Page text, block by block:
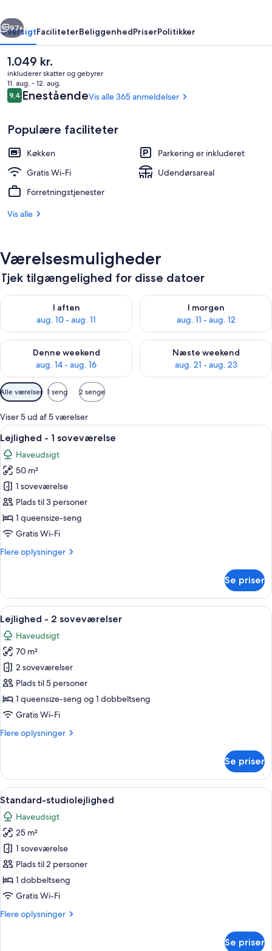
Lejlighed - 1 soveværelse |
Næste
97+
OversigtFaciliteterBeliggenhedPriserPolitikker
Den
nuværende
pris
er
1.049 kr.
1.049 kr.
inkluderer skatter og gebyrer
11. aug. - 12. aug.
Anmeldelser
9,49,4 ud af 10.
EneståendeVis alle 365 anmeldelser
Populære faciliteter
Køkken
Parkering er inkluderet
Gratis Wi-Fi
Udendørsareal
Forretningstjenester
Vis alle
Værelsesmuligheder
Tjek tilgængelighed for disse datoer
I aften
aug. 10 - aug. 11
Tjek tilgængelighed for i aften aug. 10 - aug. 11
I morgen
aug. 11 - aug. 12
Tjek tilgængelighed for i
Denne weekend
aug. 14 - aug. 16
Tjek tilgængelighed for denne weekend aug. 14 - aug. 16
Næste weekend
aug. 21 - aug. 23
Tjek tilgængelighed for næste
Tilgængelige
filtre
for
værelser
Alle værelser 1 seng 2 senge
Viser 5 ud af 5 værelser
Indlæs
alle
billeder
af
Lejlighed
-
1
soveværelse
Et moderne soveværelse med en
38
Lejlighed - 1 soveværelse
Haveudsigt
50 m²
1 soveværelse
Plads til 3 personer
1 queensize-seng
Gratis Wi-Fi
Flere oplysninger
Flere
-
soveværelse
Se priser
Indlæs
alle
billeder
af
Lejlighed
-
2
soveværelser
En moderne stue med sofa, stole,
14
Lejlighed - 2 soveværelser
Haveudsigt
70 m²
2 soveværelser
Plads til 5 personer
1 queensize-seng og 1 dobbeltseng
Gratis Wi-Fi
Flere oplysninger
Flere
-
soveværelser
Se priser
Indlæs
alle
billeder
af
Standard-
studiolejlighed
Et moderne soveværelse med
10
Standard-studiolejlighed
Haveudsigt
25 m²
1 soveværelse
Plads til 2 personer
1 dobbeltseng
Gratis Wi-Fi
Flere oplysninger
Flere
Se priser